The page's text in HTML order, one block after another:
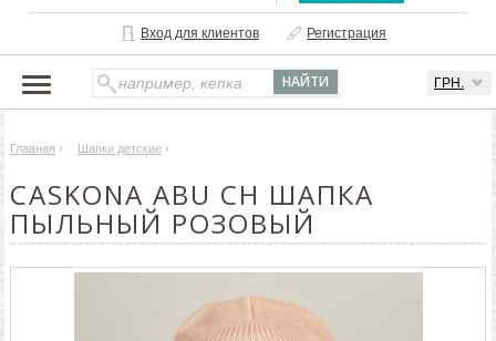
Вход для клиентов Регистрация
ГРН.
О БРЕНДЕ
ДОСТАВКА И ОПЛАТА
ОПТОВЫМ КЛИЕНТАМ
Главная › Шапки детские ›
CASKONA ABU CH ШАПКА
ПЫЛЬНЫЙ РОЗОВЫЙ